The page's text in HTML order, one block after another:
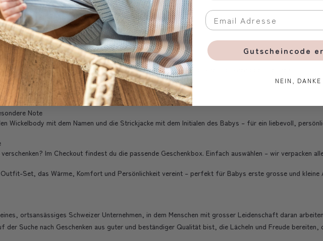
3–6 oder 6–12 Monate.
mit ähnlichen Farben, flach trocknen, nicht bügeln, nicht im Trockner trocknen oder bleichen.
bei 40 °C.
Note
Wickelbody mit dem Namen und die Strickjacke mit dem Initialen des Babys – für ein liebevoll,
Im Checkout findest du die passende Geschenkbox. Einfach auswählen – wir verpacken
Set, das Wärme, Komfort und Persönlichkeit vereint – perfekt für Babys erste grosse und kleine
ortsansässiges Schweizer Unternehmen, in dem Menschen mit grosser Leidenschaft daran
der Suche nach Geschenken aus guter und beständiger Qualität bist, die Lächeln und Freude
Gutscheincode
NEIN, DANKE